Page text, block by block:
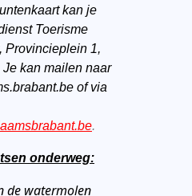
kan je
Toerisme
Provincieplein 1,
kan mailen naar
of via
.
onderweg:
de watermolen